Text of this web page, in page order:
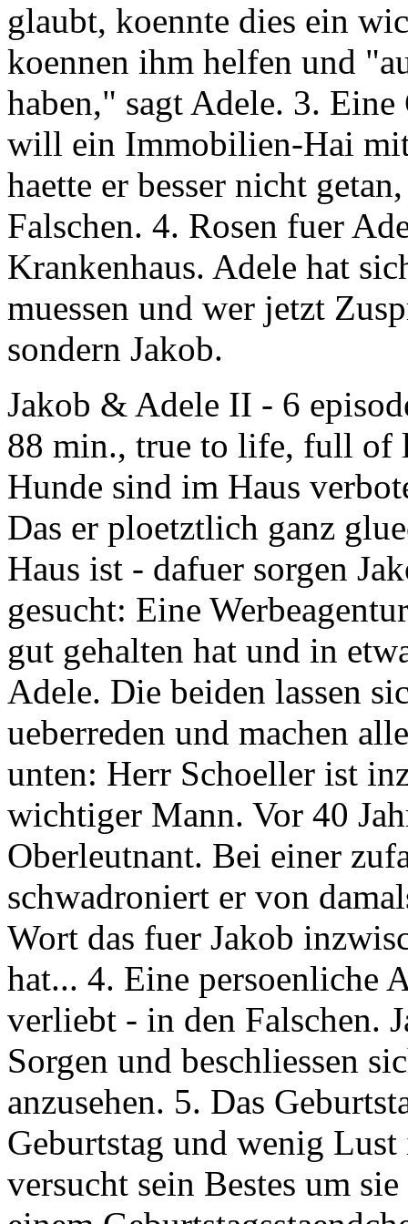
glaubt, koennte dies ein
koennen ihm helfen und
haben," sagt Adele. 3.
will ein Immobilien-Hai
haette er besser nicht
Falschen. 4. Rosen fuer
Krankenhaus. Adele hat
muessen und wer jetzt
sondern Jakob.
Jakob & Adele II - 6
88 min., true to life, full of
Hunde sind im Haus
Das er ploetztlich ganz
Haus ist - dafuer sorgen
gesucht: Eine
gut gehalten hat und in
Adele. Die beiden lassen
ueberreden und machen
unten: Herr Schoeller ist
wichtiger Mann. Vor 40
Oberleutnant. Bei einer
schwadroniert er von
Wort das fuer Jakob
hat... 4. Eine persoenliche
verliebt - in den Falschen.
Sorgen und beschliessen
anzusehen. 5. Das
Geburtstag und wenig
versucht sein Bestes um